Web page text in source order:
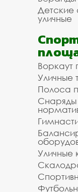
Детские
уличные
Воркаут
Уличные
Полоса
Снаряды
Уличные